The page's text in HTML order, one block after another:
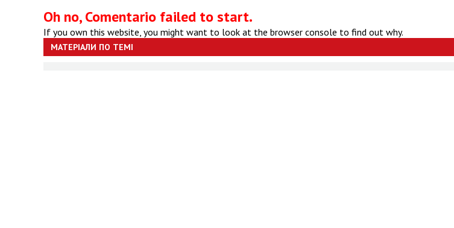
Oh no, Comentario failed to start.
If you own this website, you might want to look at the browser console to find out why.
МАТЕРІАЛИ ПО ТЕМІ